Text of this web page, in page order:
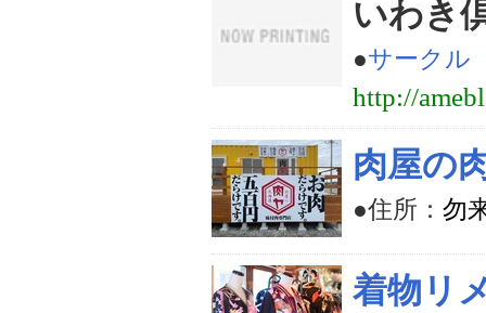
いわき
●サークル
http://
肉屋の
●住所： 勿
着物リ